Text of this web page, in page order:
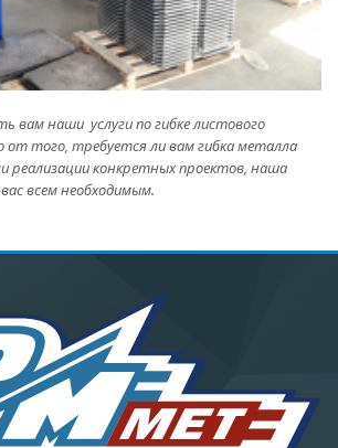
вам наши услуги по гибке листового
от того, требуется ли вам гибка металла
реализации конкретных проектов, наша
всем необходимым.